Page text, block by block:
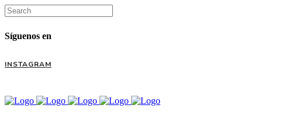
Síguenos en
INSTAGRAM